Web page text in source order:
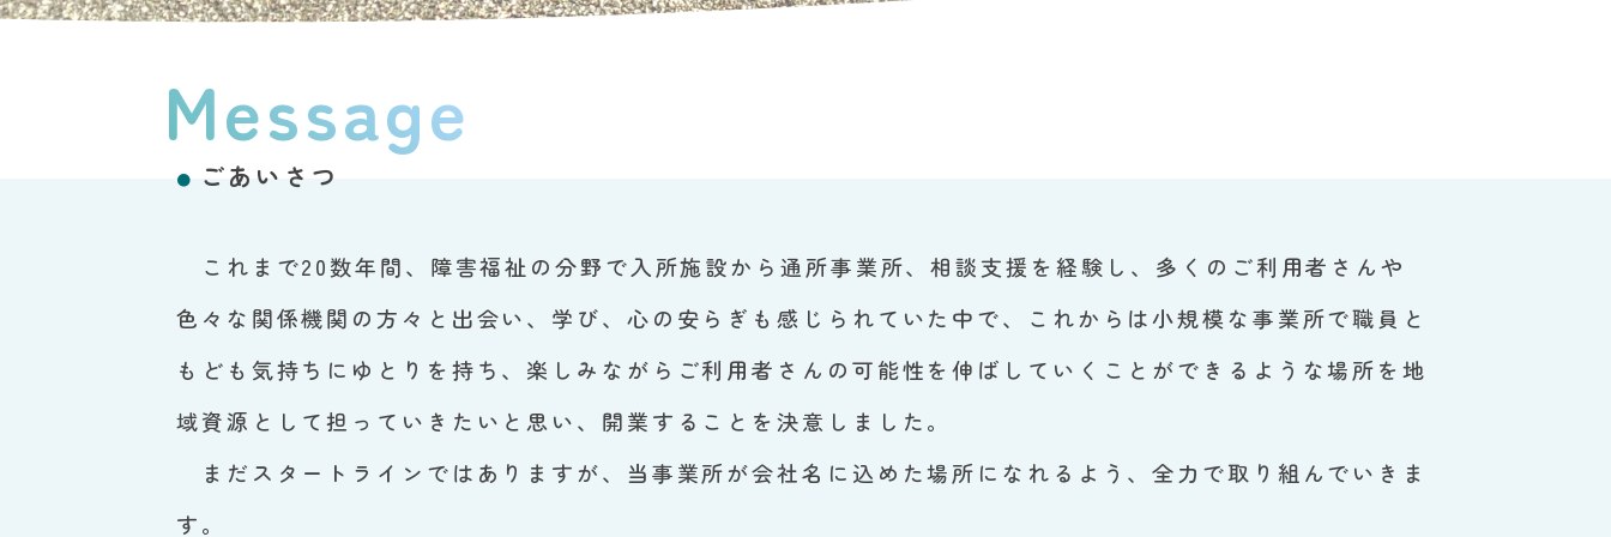
Message
● ごあいさつ
これまで20数年間、障害福祉の分野で入所施設から通所事業所、相談支援を経験し、多くのご利用者さんや
色々な関係機関の方々と出会い、学び、心の安らぎも感じられていた中で、これからは小規模な事業所で職員と
もども気持ちにゆとりを持ち、楽しみながらご利用者さんの可能性を伸ばしていくことができるような場所を地
域資源として担っていきたいと思い、開業することを決意しました。
まだスタートラインではありますが、当事業所が会社名に込めた場所になれるよう、全力で取り組んでいきま
す。